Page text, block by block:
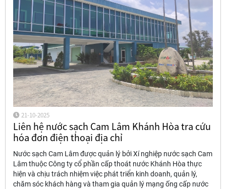
21-10-2025
Liên hệ nước sạch Cam Lâm Khánh Hòa tra cứu
hóa đơn điện thoại địa chỉ
Nước sạch Cam Lâm được quản lý bởi Xí nghiệp nước sạch Cam
Lâm thuộc Công ty cổ phần cấp thoát nước Khánh Hòa thực
hiện và chịu trách nhiệm việc phát triển kinh doanh, quản lý,
chăm sóc khách hàng và tham gia quản lý mạng ống cấp nước